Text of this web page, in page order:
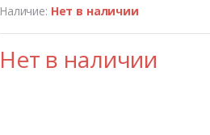
Наличие: Нет в наличии
Нет в наличии